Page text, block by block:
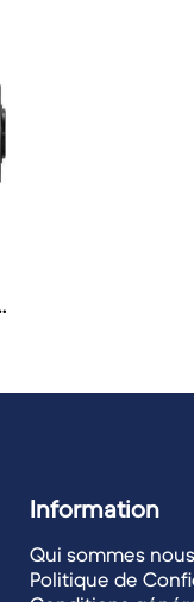
Information
Qui sommes
Politique de